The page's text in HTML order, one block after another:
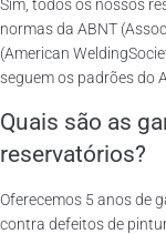
Sim, todos os nossos
normas da ABNT
(American
seguem os padrões do
Quais são as
reservatórios?
Oferecemos 5 anos de
contra defeitos de